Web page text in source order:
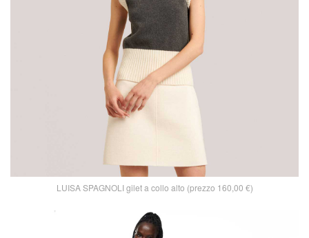
LUISA SPAGNOLI gilet a collo alto (prezzo 160,00 €)